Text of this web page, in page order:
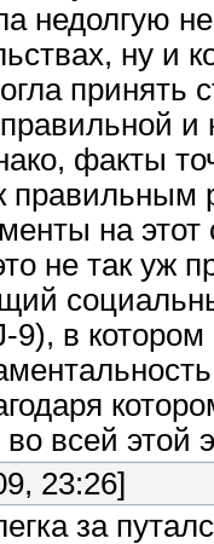
недолгую
ну и
факты
на
не так уж
в
всей этой
23:26]
за